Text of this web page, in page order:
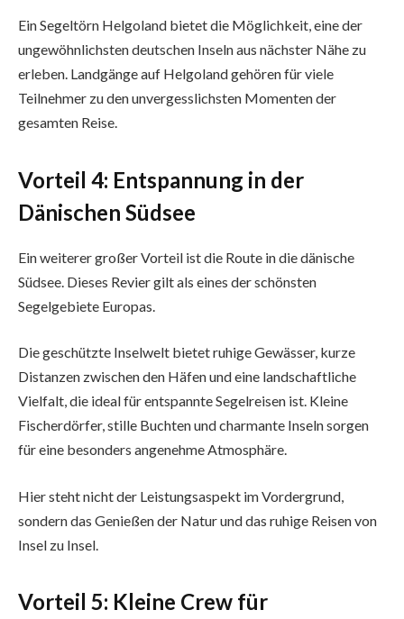
Ein Segeltörn Helgoland bietet die Möglichkeit, eine der
ungewöhnlichsten deutschen Inseln aus nächster Nähe zu
erleben. Landgänge auf Helgoland gehören für viele
Teilnehmer zu den unvergesslichsten Momenten der
gesamten Reise.
Vorteil 4: Entspannung in der
Dänischen Südsee
Ein weiterer großer Vorteil ist die Route in die dänische
Südsee. Dieses Revier gilt als eines der schönsten
Segelgebiete Europas.
Die geschützte Inselwelt bietet ruhige Gewässer, kurze
Distanzen zwischen den Häfen und eine landschaftliche
Vielfalt, die ideal für entspannte Segelreisen ist. Kleine
Fischerdörfer, stille Buchten und charmante Inseln sorgen
für eine besonders angenehme Atmosphäre.
Hier steht nicht der Leistungsaspekt im Vordergrund,
sondern das Genießen der Natur und das ruhige Reisen von
Insel zu Insel.
Vorteil 5: Kleine Crew für